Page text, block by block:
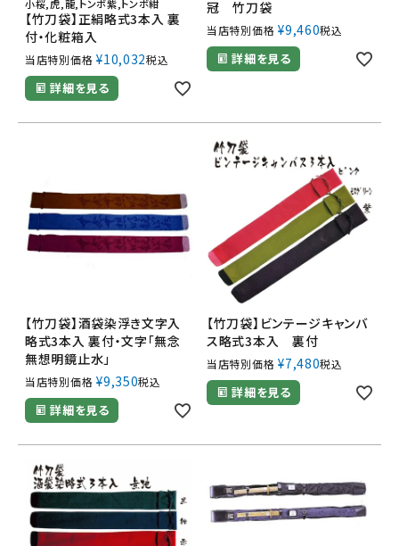
小桜,虎,龍,トンボ紫,トンボ紺
【竹刀袋】正絹略式3本入 裏
付・化粧箱入
当店特別価格 ¥10,032税込
詳細を見る
冠 竹刀袋
当店特別価格 ¥9,460税込
詳細を見る
【竹刀袋】酒袋染浮き文字入
略式3本入 裏付・文字「無念
無想明鏡止水」
当店特別価格 ¥9,350税込
詳細を見る
【竹刀袋】ビンテージキャンバ
ス略式3本入 裏付
当店特別価格 ¥7,480税込
詳細を見る